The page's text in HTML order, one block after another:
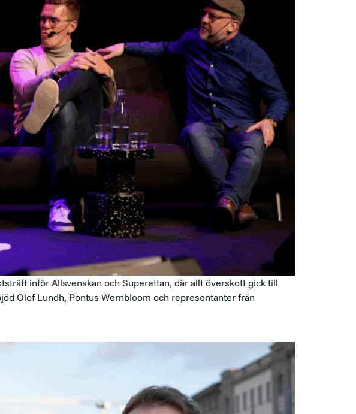
inför Allsvenskan och Superettan, där allt överskott gick till
Olof Lundh, Pontus Wernbloom och representanter från